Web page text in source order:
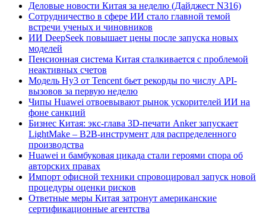
Деловые новости Китая за неделю (Дайджест N316)
Сотрудничество в сфере ИИ стало главной темой
встречи ученых и чиновников
ИИ DeepSeek повышает цены после запуска новых
моделей
Пенсионная система Китая сталкивается с проблемой
неактивных счетов
Модель Hy3 от Tencent бьет рекорды по числу API-
вызовов за первую неделю
Чипы Huawei отвоевывают рынок ускорителей ИИ на
фоне санкций
Бизнес Китая: экс-глава 3D-печати Anker запускает
LightMake – B2B-инструмент для распределенного
производства
Huawei и бамбуковая цикада стали героями спора об
авторских правах
Импорт офисной техники спровоцировал запуск новой
процедуры оценки рисков
Ответные меры Китая затронут американские
сертификационные агентства